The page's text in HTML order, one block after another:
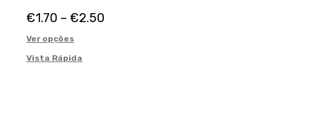
€1.70 – €2.50
Ver opções
Vista Rápida